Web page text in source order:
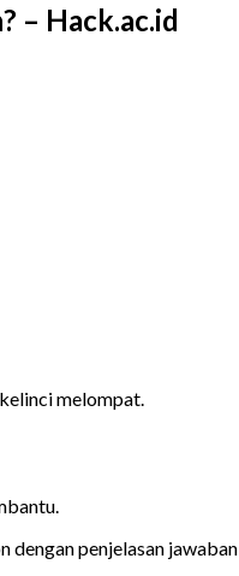
– Hack.ac.id
melompat.
penjelasan